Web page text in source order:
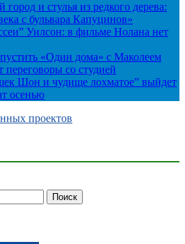
и стулья из редкого дерева:
с бульвара Капуцинов»
Уилсон: в фильме Нолана нет
«Один дома» с Маколеем
со студией
Шон и чудище лохматое” выйдет
осенью
проектов